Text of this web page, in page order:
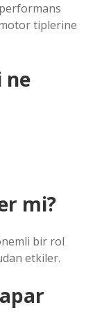
tiplerine
ne
mi?
bir rol
etkiler.